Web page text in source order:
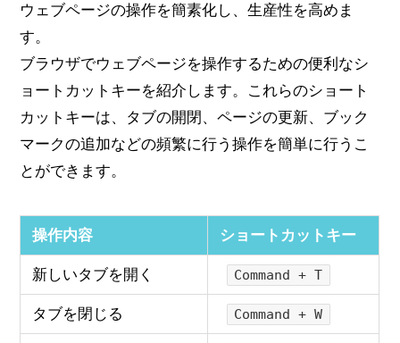
ウェブページの操作を簡素化し、生産性を高めま
す。
ブラウザでウェブページを操作するための便利なシ
ョートカットキーを紹介します。これらのショート
カットキーは、タブの開閉、ページの更新、ブック
マークの追加などの頻繁に行う操作を簡単に行うこ
とができます。
操作内容 ショートカットキー
新しいタブを開く Command + T
タブを閉じる Command + W